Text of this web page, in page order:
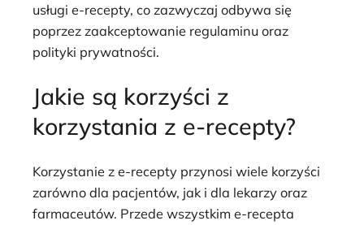
usługi e-recepty, co zazwyczaj odbywa się
poprzez zaakceptowanie regulaminu oraz
polityki prywatności.
Jakie są korzyści z
korzystania z e-recepty?
Korzystanie z e-recepty przynosi wiele korzyści
zarówno dla pacjentów, jak i dla lekarzy oraz
farmaceutów. Przede wszystkim e-recepta